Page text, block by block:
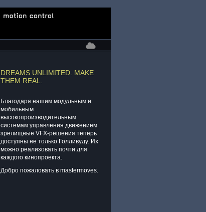
DREAMS UNLIMITED. MAKE
THEM REAL.
Благодаря нашим модульным и
мобильным
высокопроизводительным
системам управления движением
зрелищные VFX-решения теперь
доступны не только Голливуду. Их
можно реализовать почти для
каждого кинопроекта.
Добро пожаловать в mastermoves.